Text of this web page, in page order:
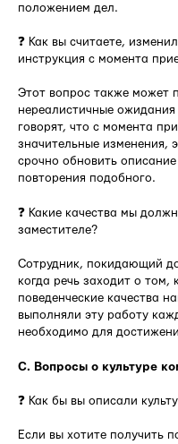
положением дел.
❓ Как вы считаете,
инструкция с момента
Этот вопрос также может
нереалистичные
говорят, что с момента
значительные изменения,
срочно обновить
повторения подобного.
❓ Какие качества мы
заместителе?
Сотрудник, покидающий
когда речь заходит о том,
поведенческие качества
выполняли эту работу
необходимо для
C. Вопросы о культуре
❓ Как бы вы описали
Если вы хотите получить